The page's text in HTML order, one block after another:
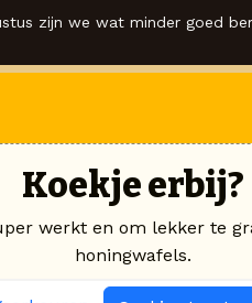
zijn we wat minder goed
Koekje erbij?
werkt en om lekker te
honingwafels.